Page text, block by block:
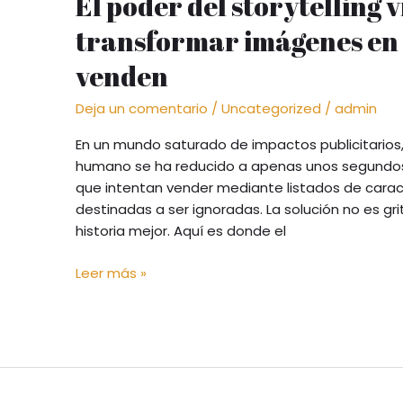
transformar imágenes en
venden
Deja un comentario /Uncategorized /admin
En un mundo saturado de impactos
humano se ha reducido a apenas unos
que intentan vender mediante listados de
destinadas a ser ignoradas. La solución no es
historia mejor. Aquí es donde el
Leer más »